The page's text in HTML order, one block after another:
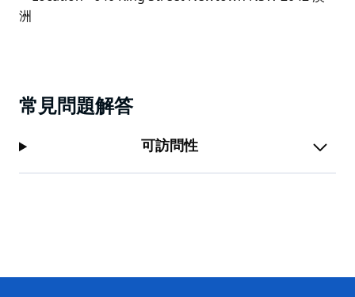
常見問題解答
可訪問性